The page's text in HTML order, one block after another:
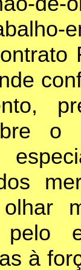
o
olhar
pelo
à